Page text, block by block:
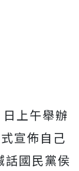
上午舉辦
宣佈自己
話國民黨侯